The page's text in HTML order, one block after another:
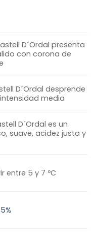
D´Ordal presenta
con corona de
D´Ordal desprende
media
D´Ordal es un
suave, acidez justa y
entre 5 y 7 ºC